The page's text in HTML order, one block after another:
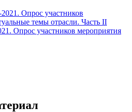
Опрос участников мероприятия